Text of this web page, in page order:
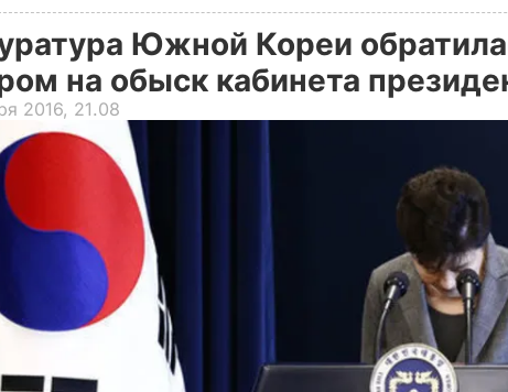
Южной Кореи
на обыск кабинета
2016, 21.08